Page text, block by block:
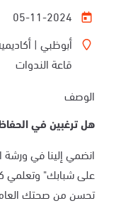
05-11-2024
أبوظبي |
قاعة الندوات
الوصف
هل ترغبين في
انضمي إلينا في ورشة
على شبابك" وتعلمي
تحسن من صحتك